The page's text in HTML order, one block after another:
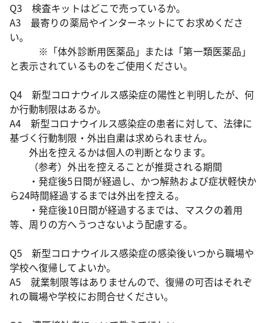
Q3 検査キットはどこで売っているか。
A3 最寄りの薬局やインターネットにてお求めくださ
い。
※「体外診断用医薬品」または「第一類医薬品」
と表示されているものをご使用ください。
Q4 新型コロナウイルス感染症の陽性と判明したが、何
か行動制限はあるか。
A4 新型コロナウイルス感染症の患者に対して、法律に
基づく行動制限・外出自粛は求められません。
外出を控えるかは個人の判断となります。
（参考）外出を控えることが推奨される期間
・発症後5日間が経過し、かつ解熱および症状軽快か
ら24時間経過するまでは外出を控える。
・発症後10日間が経過するまでは、マスクの着用
等、周りの方へうつさないよう配慮する。
Q5 新型コロナウイルス感染症の感染後いつから職場や
学校へ復帰してよいか。
A5 就業制限等はありませんので、復帰の可否はそれぞ
れの職場や学校にお問合せください。